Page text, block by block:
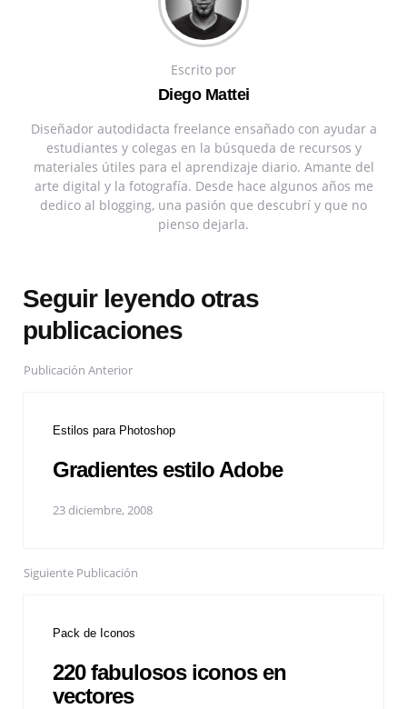
Escrito por
Diego Mattei
Diseñador autodidacta freelance ensañado con ayudar a
estudiantes y colegas en la búsqueda de recursos y
materiales útiles para el aprendizaje diario. Amante del
arte digital y la fotografía. Desde hace algunos años me
dedico al blogging, una pasión que descubrí y que no
pienso dejarla.
Seguir leyendo otras
publicaciones
Publicación Anterior
Estilos para Photoshop
Gradientes estilo Adobe
23 diciembre, 2008
Siguiente Publicación
Pack de Iconos
220 fabulosos iconos en
vectores